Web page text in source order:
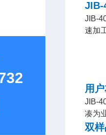
JIB-
JIB-
速加
用
JIB-
凑为
双